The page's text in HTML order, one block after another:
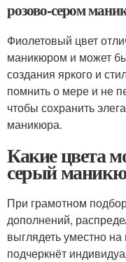
розово-сером
Фиолетовый цвет
маникюром и может
создания яркого и
помнить о мере и не
чтобы сохранить
маникюра.
Какие цвета
серый
При грамотном
дополнений,
выглядеть уместно
подчеркнёт